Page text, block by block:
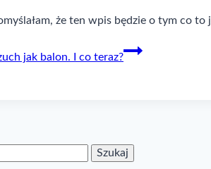
że ten wpis będzie o tym co
jak balon. I co teraz?